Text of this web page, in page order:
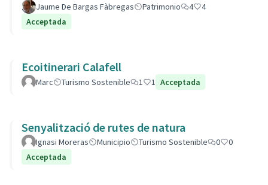
Jaume De Bargas Fàbregas Patrimonio 4
4
Acceptada
Ecoitinerari Calafell
Marc Turismo Sostenible 1 1 Acceptada
Senyalització de rutes de natura
Ignasi Moreras Municipio Turismo Sostenible 0
0
Acceptada